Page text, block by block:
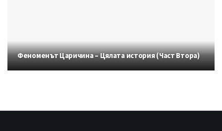
Феноменът Царичина – Цялата история (Част Втора)